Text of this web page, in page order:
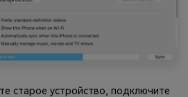
старое устройство, подключите